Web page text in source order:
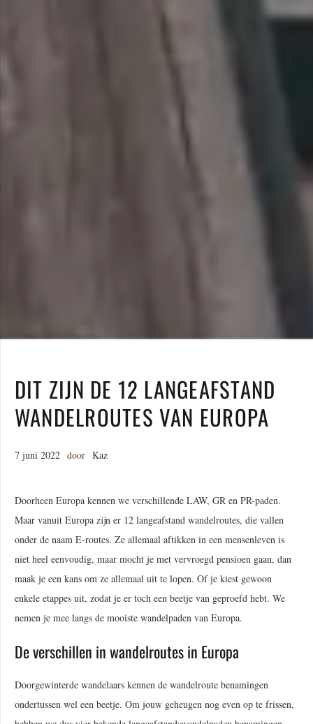
DIT ZIJN DE 12 LANGEAFSTAND
WANDELROUTES VAN EUROPA
7 juni 2022 door Kaz
Doorheen Europa kennen we verschillende LAW, GR en PR-paden.
Maar vanuit Europa zijn er 12 langeafstand wandelroutes, die vallen
onder de naam E-routes. Ze allemaal aftikken in een mensenleven is
niet heel eenvoudig, maar mocht je met vervroegd pensioen gaan, dan
maak je een kans om ze allemaal uit te lopen. Of je kiest gewoon
enkele etappes uit, zodat je er toch een beetje van geproefd hebt. We
nemen je mee langs de mooiste wandelpaden van Europa.
De verschillen in wandelroutes in Europa
Doorgewinterde wandelaars kennen de wandelroute benamingen
ondertussen wel een beetje. Om jouw geheugen nog even op te frissen,